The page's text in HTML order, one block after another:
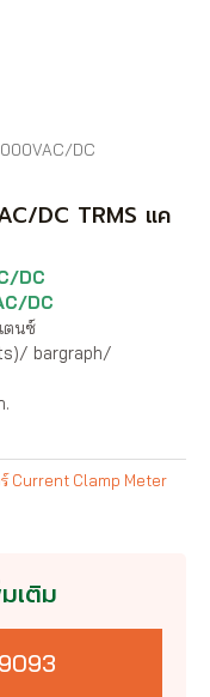
DC
DC TRMS แค
DC
DC
ตนซ์
bargraph/
Current Clamp Meter
เติม